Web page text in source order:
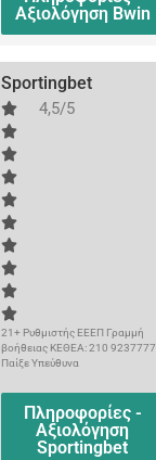
Αξιολόγηση Bwin
Sportingbet
4,5/5
21+ Ρυθμιστής ΕΕΕΠ Γραμμή
βοήθειας ΚΕΘΕΑ: 210 9237777
Παίξε Υπεύθυνα
Πληροφορίες -
Αξιολόγηση
Sportingbet